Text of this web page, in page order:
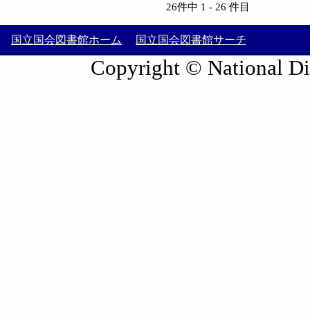
26件中 1 - 26 件目
国立国会図書館ホーム 国立国会図書館サーチ
Copyright © National